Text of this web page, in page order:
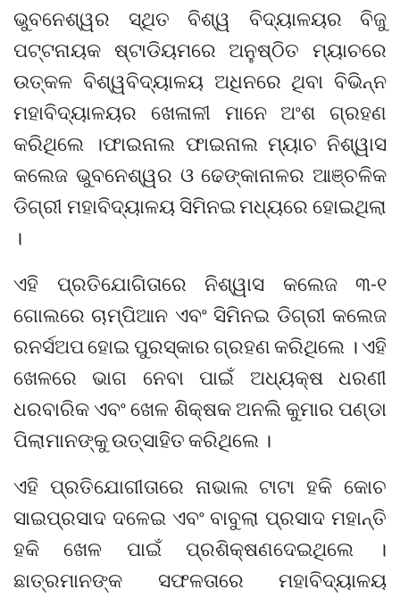
ଭୁବନେଶ୍ୱର ସ୍ଥିତ ବିଶ୍ୱ ବିଦ୍ୟାଳୟର ବିଜୁ
ପଟ୍ଟନାୟକ ଷ୍ଟାଡିୟମରେ ଅନୁଷ୍ଠିତ ମ୍ୟାଚରେ
ଉତ୍କଳ ବିଶ୍ୱବିଦ୍ୟାଳୟ ଅଧିନରେ ଥିବା ବିଭିନ୍ନ
ମହାବିଦ୍ୟାଳୟର ଖେଳାଳୀ ମାନେ ଅଂଶ ଗ୍ରହଣ
କରିଥିଲେ ।ଫାଇନାଲ ଫାଇନାଲ ମ୍ୟାଚ ନିଶ୍ୱାସ
କଲେଜ ଭୁବନେଶ୍ୱର ଓ ଢେଙ୍କାନାଳର ଆଞ୍ଚଳିକ
ଡିଗ୍ରୀ ମହାବିଦ୍ୟାଳୟ ସିମିନଇ ମଧ୍ୟରେ ହୋଇଥିଲା
।
ଏହି ପ୍ରତିଯୋଗିତାରେ ନିଶ୍ୱାସ କଲେଜ ୩-୧
ଗୋଲରେ ଚାମ୍ପିଆନ ଏବଂ ସିମିନଇ ଡିଗ୍ରୀ କଲେଜ
ରନର୍ସଅପ ହୋଇ ପୁରସ୍କାର ଗ୍ରହଣ କରିଥିଲେ । ଏହି
ଖେଳରେ ଭାଗ ନେବା ପାଇଁ ଅଧ୍ୟକ୍ଷ ଧରଣୀ
ଧରବାରିକ ଏବଂ ଖେଳ ଶିକ୍ଷକ ଅନଲି କୁମାର ପଣ୍ଡା
ପିଲାମାନଙ୍କୁ ଉତ୍ସାହିତ କରିଥିଲେ ।
ଏହି ପ୍ରତିଯୋଗୀତାରେ ନାଭାଲ ଟାଟା ହକି କୋଚ
ସାଇପ୍ରସାଦ ଦଳେଇ ଏବଂ ବାବୁଲା ପ୍ରସାଦ ମହାନ୍ତି
ହକି ଖେଳ ପାଇଁ ପ୍ରଶିକ୍ଷଣଦେଇଥିଲେ ।
ଛାତ୍ରମାନଙ୍କ ସଫଳତାରେ ମହାବିଦ୍ୟାଳୟ